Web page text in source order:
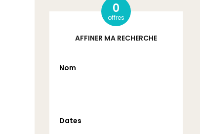
0
offres
AFFINER MA RECHERCHE
Nom
Dates